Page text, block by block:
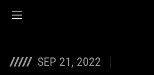
SEP 21, 2022